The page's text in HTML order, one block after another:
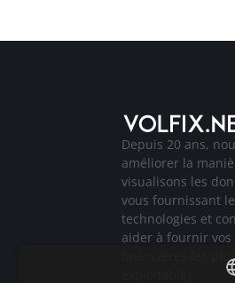
Depuis 20 ans,
améliorer la
visualisons les
vous fournissant
technologies et
aider à fournir
financières les